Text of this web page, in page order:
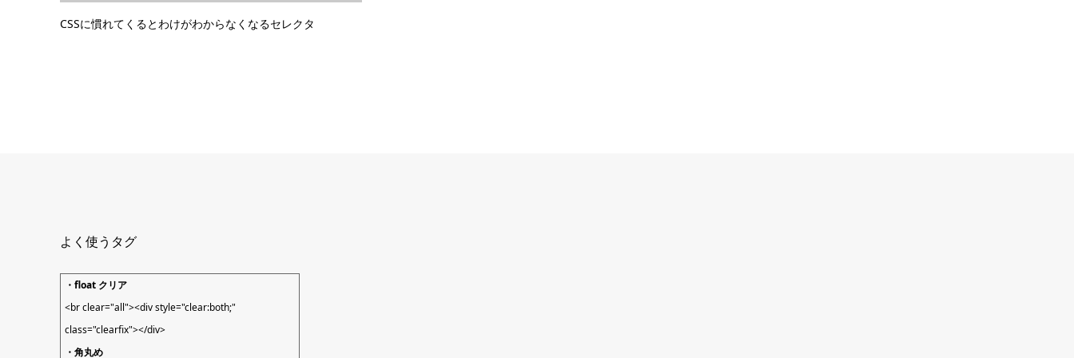
CSSに慣れてくるとわけがわからなくなるセレクタ
よく使うタグ
・float クリア
<br clear="all"><div style="clear:both;"
class="clearfix"></div>
・角丸め